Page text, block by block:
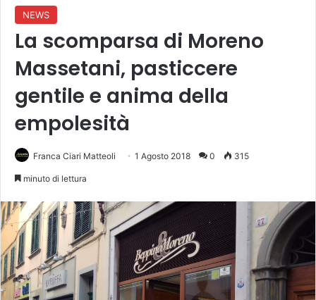
NEWS
La scomparsa di Moreno
Massetani, pasticcere
gentile e anima della
empolesità
Franca Ciari Matteoli 1 Agosto 2018 0 315
minuto di lettura